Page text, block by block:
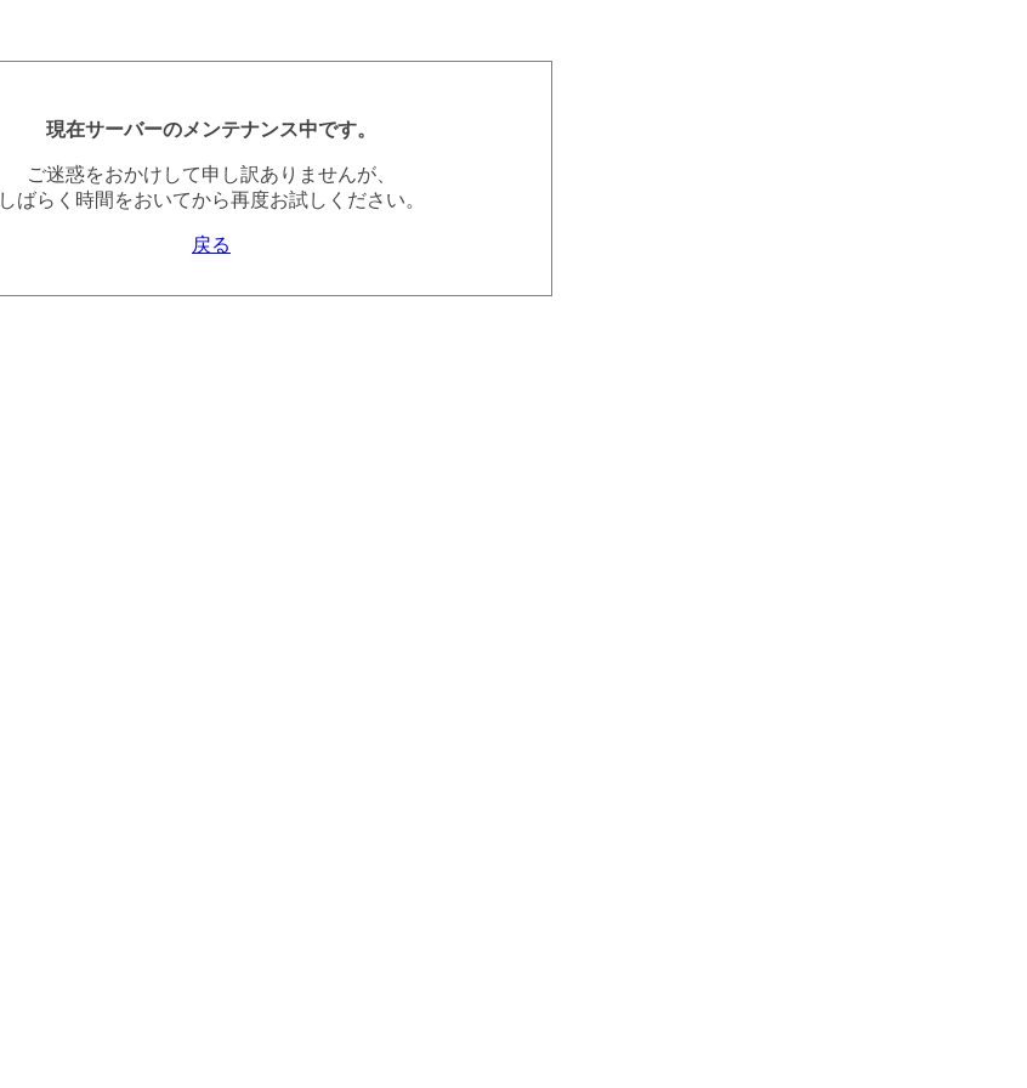
現在サーバーのメンテナンス中です。
ご迷惑をおかけして申し訳ありませんが、
しばらく時間をおいてから再度お試しください。
戻る